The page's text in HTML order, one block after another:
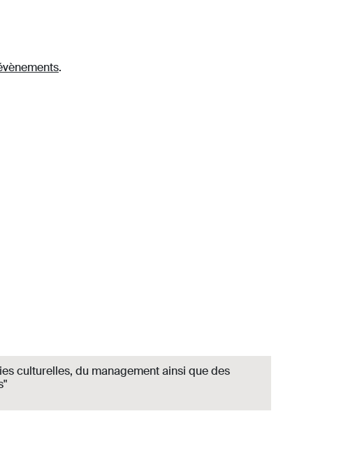
.
culturelles, du management ainsi que des